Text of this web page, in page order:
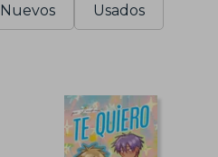
Nuevos Usados